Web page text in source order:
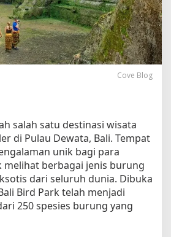
Cove Blog
salah satu destinasi wisata
di Pulau Dewata, Bali. Tempat
unik bagi para
berbagai jenis burung
dari seluruh dunia. Dibuka
Bird Park telah menjadi
250 spesies burung yang